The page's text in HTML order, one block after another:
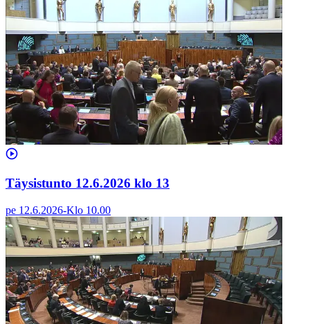
Täysistunto 12.6.2026 klo 13
pe 12.6.2026-Klo 10.00